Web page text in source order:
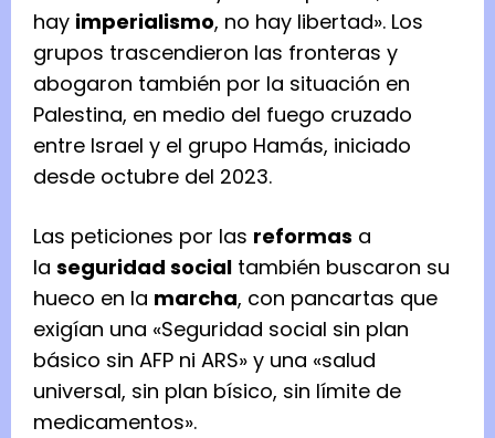
hay imperialismo, no hay libertad». Los
grupos trascendieron las fronteras y
abogaron también por la situación en
Palestina, en medio del fuego cruzado
entre Israel y el grupo Hamás, iniciado
desde octubre del 2023.
Las peticiones por las reformas a
la seguridad social también buscaron su
hueco en la marcha, con pancartas que
exigían una «Seguridad social sin plan
básico sin AFP ni ARS» y una «salud
universal, sin plan bísico, sin límite de
medicamentos».